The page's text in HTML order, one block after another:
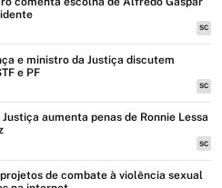
SC
e ministro da Justiça discutem
e PF
SC
aumenta penas de Ronnie Lessa
SC
de combate à violência sexual